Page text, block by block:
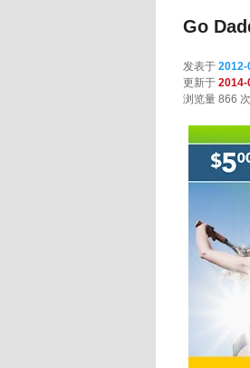
Go
发表于 2012-
更新于 2014-
浏览量 866 次